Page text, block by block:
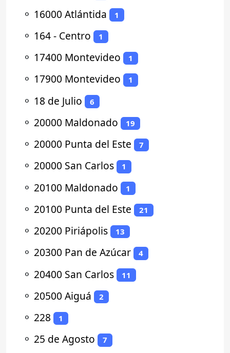
⚬ 16000 Atlántida 1
⚬ 164 - Centro 1
⚬ 17400 Montevideo 1
⚬ 17900 Montevideo 1
⚬ 18 de Julio 6
⚬ 20000 Maldonado 19
⚬ 20000 Punta del Este 7
⚬ 20000 San Carlos 1
⚬ 20100 Maldonado 1
⚬ 20100 Punta del Este 21
⚬ 20200 Piriápolis 13
⚬ 20300 Pan de Azúcar 4
⚬ 20400 San Carlos 11
⚬ 20500 Aiguá 2
⚬ 228 1
⚬ 25 de Agosto 7